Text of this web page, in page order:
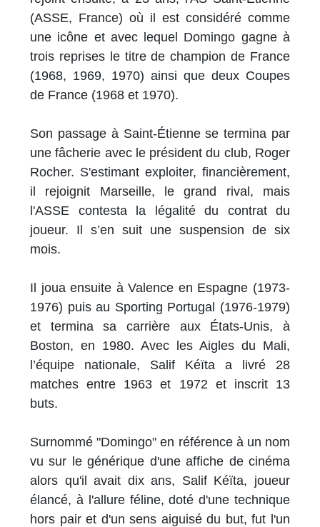
(ASSE, France) où il est considéré comme
une icône et avec lequel Domingo gagne à
trois reprises le titre de champion de France
(1968, 1969, 1970) ainsi que deux Coupes
de France (1968 et 1970).
Son passage à Saint-Étienne se termina par
une fâcherie avec le président du club, Roger
Rocher. S'estimant exploiter, financièrement,
il rejoignit Marseille, le grand rival, mais
l'ASSE contesta la légalité du contrat du
joueur. Il s’en suit une suspension de six
mois.
Il joua ensuite à Valence en Espagne (1973-
1976) puis au Sporting Portugal (1976-1979)
et termina sa carrière aux États-Unis, à
Boston, en 1980. Avec les Aigles du Mali,
l’équipe nationale, Salif Kéïta a livré 28
matches entre 1963 et 1972 et inscrit 13
buts.
Surnommé "Domingo" en référence à un nom
vu sur le générique d'une affiche de cinéma
alors qu'il avait dix ans, Salif Kéïta, joueur
élancé, à l'allure féline, doté d'une technique
hors pair et d'un sens aiguisé du but, fut l'un